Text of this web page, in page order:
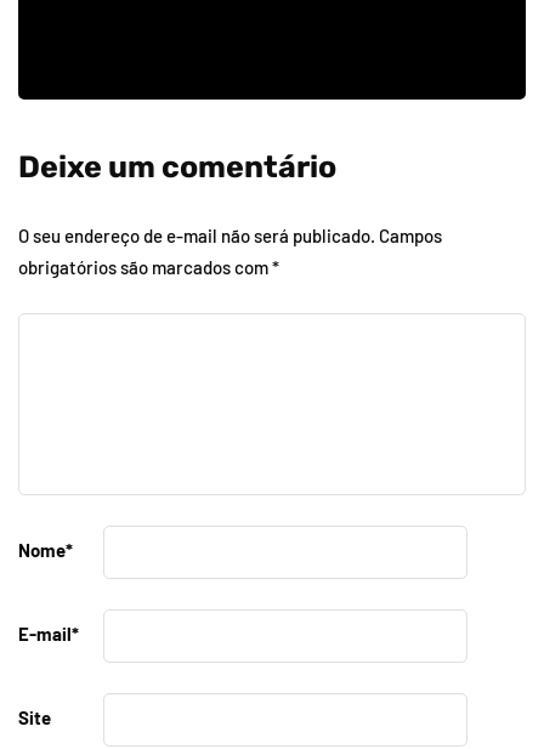
Deixe um comentário
O seu endereço de e-mail não será publicado. Campos
obrigatórios são marcados com*
Nome*
E-mail*
Site